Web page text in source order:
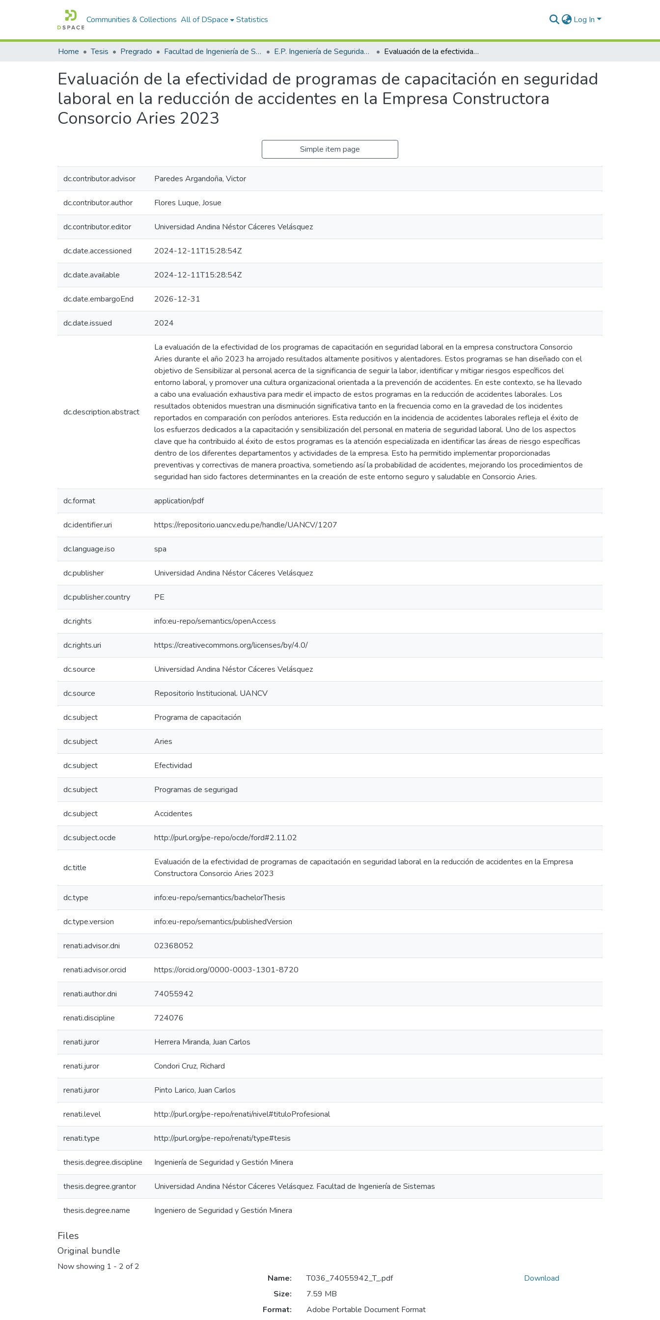
Communities & Collections All of DSpace Statistics Log In
Home Tesis Pregrado Facultad de Ingeniería de Sistemas E.P. Ingeniería de Seguridad y Gestión Minera Evaluación de la efectividad de programas de capacitación en seguridad laboral en la reducción de accidentes en la Empresa Constructora Consorcio Aries 2023
Evaluación de la efectividad de programas de capacitación en seguridad
laboral en la reducción de accidentes en la Empresa Constructora
Consorcio Aries 2023
Simple item page
dc.contributor.advisor Paredes Argandoña, Victor
dc.contributor.author Flores Luque, Josue
dc.contributor.editor Universidad Andina Néstor Cáceres Velásquez
dc.date.accessioned 2024-12-11T15:28:54Z
dc.date.available 2024-12-11T15:28:54Z
dc.date.embargoEnd 2026-12-31
dc.date.issued 2024
dc.description.abstract
La evaluación de la efectividad de los programas de capacitación en seguridad laboral en la empresa constructora Consorcio
Aries durante el año 2023 ha arrojado resultados altamente positivos y alentadores. Estos programas se han diseñado con el
objetivo de Sensibilizar al personal acerca de la significancia de seguir la labor, identificar y mitigar riesgos específicos del
entorno laboral, y promover una cultura organizacional orientada a la prevención de accidentes. En este contexto, se ha llevado
a cabo una evaluación exhaustiva para medir el impacto de estos programas en la reducción de accidentes laborales. Los
resultados obtenidos muestran una disminución significativa tanto en la frecuencia como en la gravedad de los incidentes
reportados en comparación con períodos anteriores. Esta reducción en la incidencia de accidentes laborales refleja el éxito de
los esfuerzos dedicados a la capacitación y sensibilización del personal en materia de seguridad laboral. Uno de los aspectos
clave que ha contribuido al éxito de estos programas es la atención especializada en identificar las áreas de riesgo específicas
dentro de los diferentes departamentos y actividades de la empresa. Esto ha permitido implementar proporcionadas
preventivas y correctivas de manera proactiva, sometiendo así la probabilidad de accidentes, mejorando los procedimientos de
seguridad han sido factores determinantes en la creación de este entorno seguro y saludable en Consorcio Aries.
dc.format application/pdf
dc.identifier.uri https://repositorio.uancv.edu.pe/handle/UANCV/1207
dc.language.iso spa
dc.publisher Universidad Andina Néstor Cáceres Velásquez
dc.publisher.country PE
dc.rights info:eu-repo/semantics/openAccess
dc.rights.uri https://creativecommons.org/licenses/by/4.0/
dc.source Universidad Andina Néstor Cáceres Velásquez
dc.source Repositorio Institucional. UANCV
dc.subject Programa de capacitación
dc.subject Aries
dc.subject Efectividad
dc.subject Programas de segurigad
dc.subject Accidentes
dc.subject.ocde http://purl.org/pe-repo/ocde/ford#2.11.02
dc.title
Evaluación de la efectividad de programas de capacitación en seguridad laboral en la reducción de accidentes en la Empresa
Constructora Consorcio Aries 2023
dc.type info:eu-repo/semantics/bachelorThesis
dc.type.version info:eu-repo/semantics/publishedVersion
renati.advisor.dni 02368052
renati.advisor.orcid https://orcid.org/0000-0003-1301-8720
renati.author.dni 74055942
renati.discipline 724076
renati.juror Herrera Miranda, Juan Carlos
renati.juror Condori Cruz, Richard
renati.juror Pinto Larico, Juan Carlos
renati.level http://purl.org/pe-repo/renati/nivel#tituloProfesional
renati.type http://purl.org/pe-repo/renati/type#tesis
thesis.degree.discipline Ingeniería de Seguridad y Gestión Minera
thesis.degree.grantor Universidad Andina Néstor Cáceres Velásquez. Facultad de Ingeniería de Sistemas
thesis.degree.name Ingeniero de Seguridad y Gestión Minera
Files
Original bundle
Now showing 1 - 2 of 2
Name:
T036_74055942_T_.pdf
Size:
7.59 MB
Format:
Adobe Portable Document Format
Download